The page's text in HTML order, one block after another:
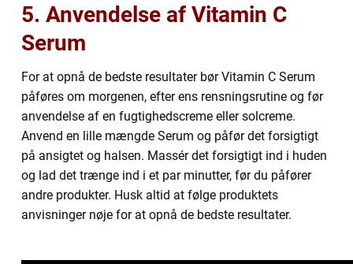
5. Anvendelse af Vitamin C
Serum
For at opnå de bedste resultater bør Vitamin C Serum
påføres om morgenen, efter ens rensningsrutine og før
anvendelse af en fugtighedscreme eller solcreme.
Anvend en lille mængde Serum og påfør det forsigtigt
på ansigtet og halsen. Massér det forsigtigt ind i huden
og lad det trænge ind i et par minutter, før du påfører
andre produkter. Husk altid at følge produktets
anvisninger nøje for at opnå de bedste resultater.